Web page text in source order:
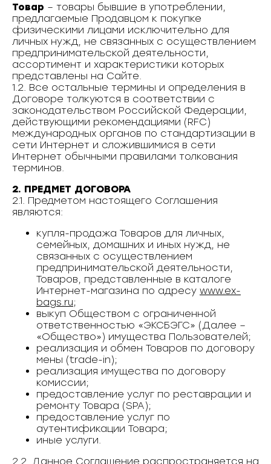
Товар – товары бывшие в употреблении,
предлагаемые Продавцом к покупке
физическими лицами исключительно для
личных нужд, не связанных с осуществлением
предпринимательской деятельности,
ассортимент и характеристики которых
представлены на Сайте.
1.2. Все остальные термины и определения в
Договоре толкуются в соответствии с
законодательством Российской Федерации,
действующими рекомендациями (RFC)
международных органов по стандартизации в
сети Интернет и сложившимися в сети
Интернет обычными правилами толкования
терминов.
2. ПРЕДМЕТ ДОГОВОРА
2.1. Предметом настоящего Соглашения
являются:
купля-продажа Товаров для личных,
семейных, домашних и иных нужд, не
связанных с осуществлением
предпринимательской деятельности,
Товаров, представленные в каталоге
Интернет-магазина по адресу www.ex-
bags.ru;
выкуп Обществом с ограниченной
ответственностью «ЭКСБЭГС» (Далее –
«Общество») имущества Пользователей;
реализация и обмен Товаров по договору
мены (trade-in);
реализация имущества по договору
комиссии;
предоставление услуг по реставрации и
ремонту Товара (SPA);
предоставление услуг по
аутентификации Товара;
иные услуги.
2.2. Данное Соглашение распространяется на